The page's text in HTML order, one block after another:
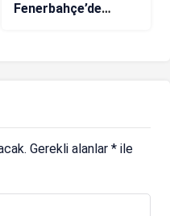
Fenerbahçe’de
Gerekli alanlar * ile